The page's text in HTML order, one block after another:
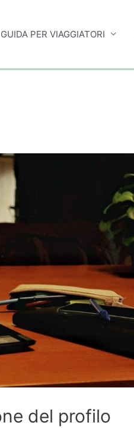
GUIDA PER VIAGGIATORI
del profilo